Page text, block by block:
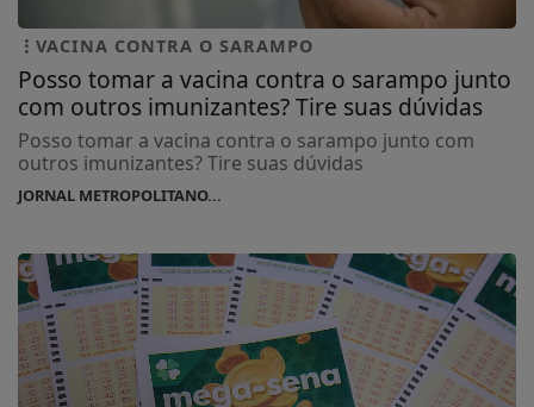
VACINA CONTRA O SARAMPO
Posso tomar a vacina contra o sarampo junto
com outros imunizantes? Tire suas dúvidas
Posso tomar a vacina contra o sarampo junto com
outros imunizantes? Tire suas dúvidas
JORNAL METROPOLITANO...